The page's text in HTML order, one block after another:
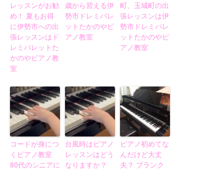
レッスンがお勧
め！ 夏もお得
に伊勢市への出
張レッスンはド
レミパレットた
かのやピアノ教
室
歳から習える伊
勢市ドレミパレ
ットたかのやピ
アノ教室
町、玉城町の出
張レッスンは伊
勢市ドレミパレ
ットたかのやピ
アノ教室
コードが身につ
くピアノ教室
80代のシニアに
台風時はピアノ
レッスンはどう
なりますか？
ピアノ初めてな
んだけど大丈
夫？ ブランク